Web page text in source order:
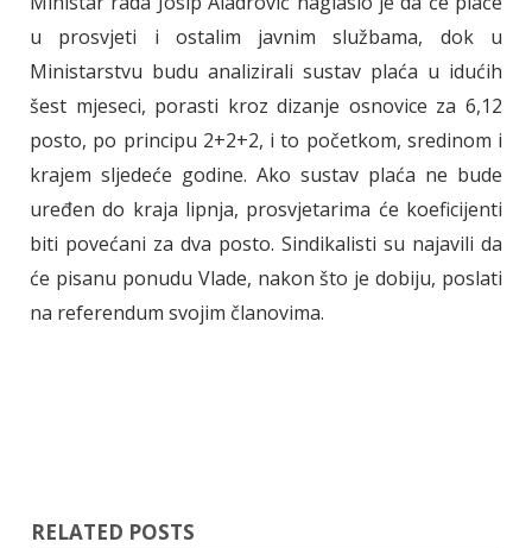
u prosvjeti i ostalim javnim službama, dok u
Ministarstvu budu analizirali sustav plaća u idućih
šest mjeseci, porasti kroz dizanje osnovice za 6,12
posto, po principu 2+2+2, i to početkom, sredinom i
krajem sljedeće godine. Ako sustav plaća ne bude
uređen do kraja lipnja, prosvjetarima će koeficijenti
biti povećani za dva posto. Sindikalisti su najavili da
će pisanu ponudu Vlade, nakon što je dobiju, poslati
na referendum svojim članovima.
RELATED POSTS